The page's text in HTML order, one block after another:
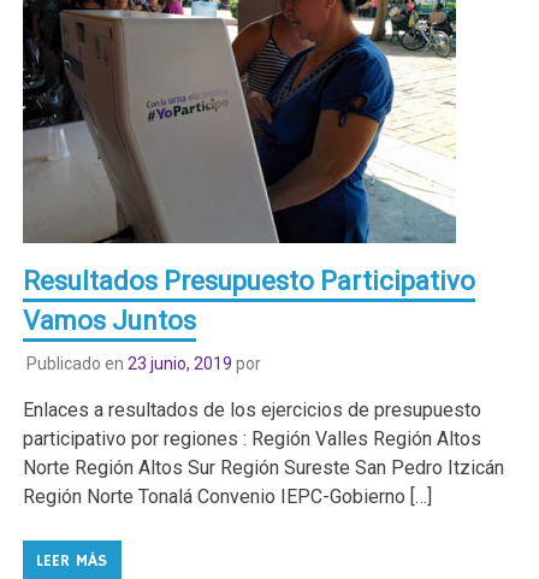
Resultados Presupuesto Participativo
Vamos Juntos
Publicado en 23 junio, 2019 por
Enlaces a resultados de los ejercicios de presupuesto
participativo por regiones : Región Valles Región Altos
Norte Región Altos Sur Región Sureste San Pedro Itzicán
Región Norte Tonalá Convenio IEPC-Gobierno […]
LEER MÁS